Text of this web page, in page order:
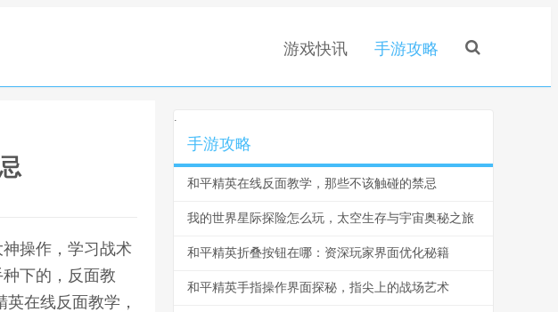
游戏快讯 手游攻略
操作，学习战术
下的，反面教
在线反面教学，
.
手游攻略
和平精英在线反面教学，那些不该触碰的禁忌
我的世界星际探险怎么玩，太空生存与宇宙奥秘之旅
和平精英折叠按钮在哪：资深玩家界面优化秘籍
和平精英手指操作界面探秘，指尖上的战场艺术